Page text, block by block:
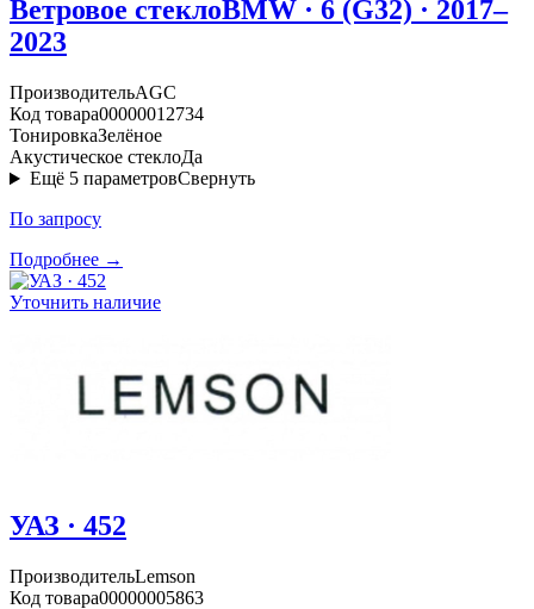
Ветровое стеклоBMW · 6 (G32) · 2017–
2023
ПроизводительAGC
Код товара00000012734
ТонировкаЗелёное
Акустическое стеклоДа
Ещё 5 параметровСвернуть
По запросу
Подробнее →
Уточнить наличие
УАЗ · 452
ПроизводительLemson
Код товара00000005863